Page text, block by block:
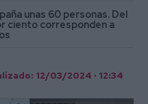
unas 60 personas. Del
ciento corresponden a
12/03/2024 · 12:34